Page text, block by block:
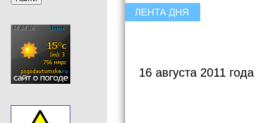
16 августа 2011 года